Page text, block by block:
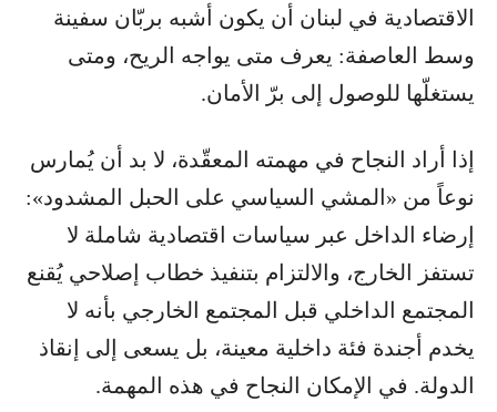
الاقتصادية في لبنان أن يكون أشبه بربّان سفينة
وسط العاصفة: يعرف متى يواجه الريح، ومتى
يستغلّها للوصول إلى برّ الأمان.
إذا أراد النجاح في مهمته المعقّدة، لا بد أن يُمارس
نوعاً من «المشي السياسي على الحبل المشدود»:
إرضاء الداخل عبر سياسات اقتصادية شاملة لا
تستفز الخارج، والالتزام بتنفيذ خطاب إصلاحي يُقنع
المجتمع الداخلي قبل المجتمع الخارجي بأنه لا
يخدم أجندة فئة داخلية معينة، بل يسعى إلى إنقاذ
الدولة. في الإمكان النجاح في هذه المهمة.